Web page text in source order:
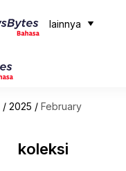
lainnya
/ 2025 / February
koleksi